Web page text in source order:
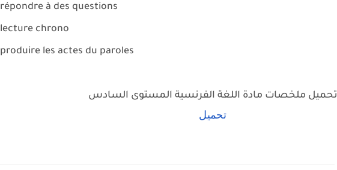
répondre à des questions
lecture chrono
produire les actes du paroles
تحميل ملخصات مادة اللغة الفرنسية المستوى السادس
تحميل